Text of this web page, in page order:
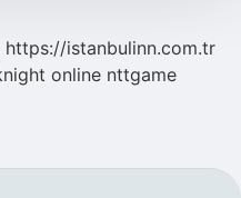
https://istanbulinn.com.tr
online nttgame